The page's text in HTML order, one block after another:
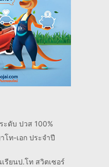
ะดับ ปวส 100%
ท-เอก ประจำปี
รียนป.โท สวิตเซอร์